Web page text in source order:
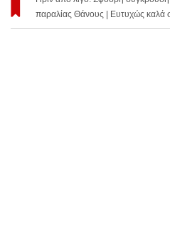
παραλίας Θάνους | Ευτυχώς καλά